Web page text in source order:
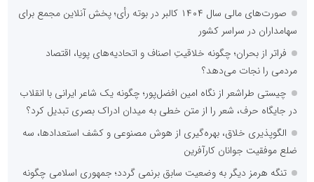
صورت‌های مالی سال ۱۴۰۴ کالبر در بوته رأی؛ پخش آنلاین مجمع برای
سهامداران در سراسر کشور
فراتر از بحران؛ چگونه خلاقیتِ اصناف و اتحادیه‌های پویا، اقتصاد
مردمی را نجات می‌دهد؟
چیستی طراشعر از نگاه امین افضل‌پور؛ چگونه یک شاعر ایرانی با انقلاب
در جایگاه حرف، شعر را از متن خطی به میدان ادراک بصری تبدیل کرد؟
الگوپذیری خلاق، بهره‌گیری از هوش مصنوعی و کشف استعدادها، سه
ضلع موفقیت جوانان کارآفرین
تنگه هرمز دیگر به وضعیت سابق برنمی گردد؛ جمهوری اسلامی چگونه